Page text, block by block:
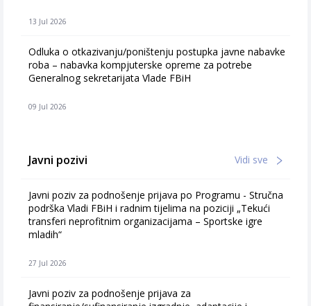
13 Jul 2026
Odluka o otkazivanju/poništenju postupka javne nabavke
roba – nabavka kompjuterske opreme za potrebe
Generalnog sekretarijata Vlade FBiH
09 Jul 2026
Javni pozivi Vidi sve
Javni poziv za podnošenje prijava po Programu - Stručna
podrška Vladi FBiH i radnim tijelima na poziciji „Tekući
transferi neprofitnim organizacijama – Sportske igre
mladih“
27 Jul 2026
Javni poziv za podnošenje prijava za